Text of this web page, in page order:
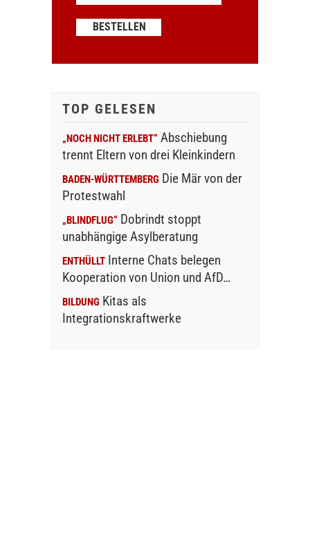
TOP GELESEN
„NOCH NICHT ERLEBT“ Abschiebung
trennt Eltern von drei Kleinkindern
BADEN-WÜRTTEMBERG Die Mär von der
Protestwahl
„BLINDFLUG“ Dobrindt stoppt
unabhängige Asylberatung
ENTHÜLLT Interne Chats belegen
Kooperation von Union und AfD…
BILDUNG Kitas als
Integrationskraftwerke